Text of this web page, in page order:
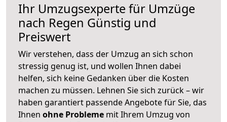
Ihr Umzugsexperte für Umzüge
nach Regen Günstig und
Preiswert
Wir verstehen, dass der Umzug an sich schon
stressig genug ist, und wollen Ihnen dabei
helfen, sich keine Gedanken über die Kosten
machen zu müssen. Lehnen Sie sich zurück – wir
haben garantiert passende Angebote für Sie, das
Ihnen ohne Probleme mit Ihrem Umzug von